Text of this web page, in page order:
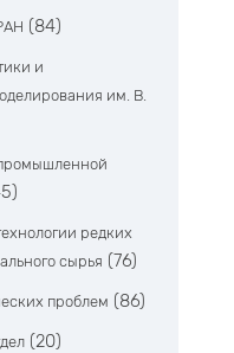
(84)
и
им. В.
редких
сырья (76)
проблем (86)
(20)